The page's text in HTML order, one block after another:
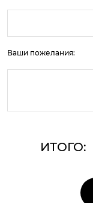
Ваши пожелания:
ИТОГО: